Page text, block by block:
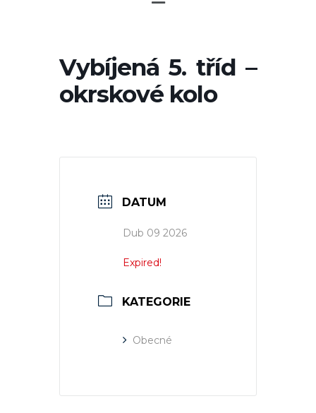
Vybíjená 5. tříd –
okrskové kolo
DATUM
Dub 09 2026
Expired!
KATEGORIE
Obecné